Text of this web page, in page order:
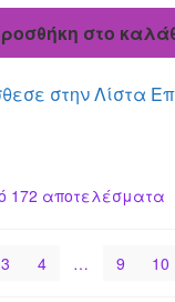
2.40 €.
στο
στην Λίστα
172 αποτελέσματα
3 4 … 9 10